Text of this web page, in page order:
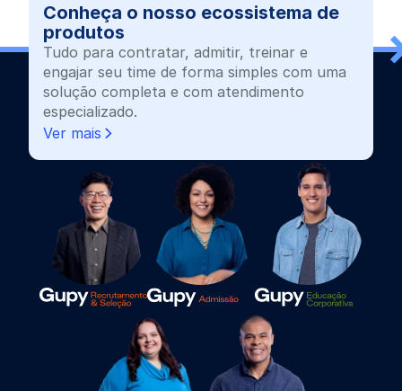
Conheça o nosso ecossistema de
produtos
Tudo para contratar, admitir, treinar e
engajar seu time de forma simples com uma
solução completa e com atendimento
especializado.
Ver mais